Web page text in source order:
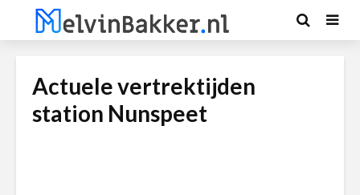
Actuele vertrektijden
station Nunspeet